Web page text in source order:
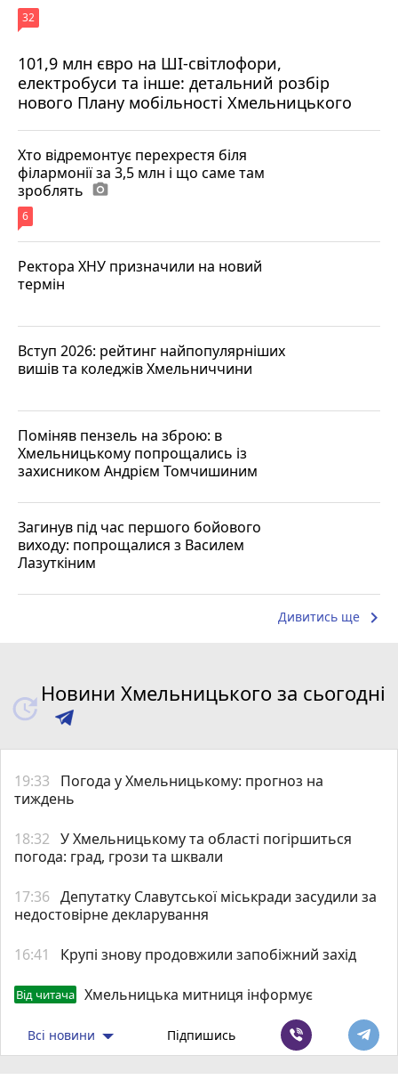
101,9 млн євро на ШІ-світлофори,
електробуси та інше: детальний розбір
нового Плану мобільності Хмельницького
32
Хто відремонтує перехрестя біля
філармонії за 3,5 млн і що саме там
зроблять photo_camera
6
Ректора ХНУ призначили на новий
термін
Вступ 2026: рейтинг найпопулярніших
вишів та коледжів Хмельниччини
Поміняв пензель на зброю: в
Хмельницькому попрощались із
захисником Андрієм Томчишиним
Загинув під час першого бойового
виходу: попрощалися з Василем
Лазуткіним
Дивитись ще keyboard_arrow_right
Новини Хмельницького за сьогодні
19:33
Погода у Хмельницькому: прогноз на
тиждень
18:32 У Хмельницькому та області погіршиться
погода: град, грози та шквали
17:36 Депутатку Славутської міськради засудили за
недостовірне декларування
16:41 Крупі знову продовжили запобіжний захід
Від читача Хмельницька митниця інформує
Всі новини Підпишись